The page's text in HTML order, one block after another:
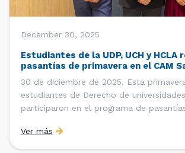
December 30, 2025
Estudiantes de la UDP, UCH y HCLA
pasantías de primavera en el CAM
30 de diciembre de 2025. Esta
estudiantes de Derecho de
participaron en el programa de
de Santiago (CCS). Entre el 3 de
diciembre realizaron su pasantía Ingrid
Ver más